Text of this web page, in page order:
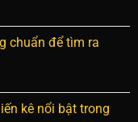
chuẩn để tìm ra
kê nổi bật trong